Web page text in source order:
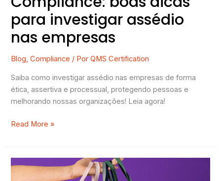
para investigar assédio
nas empresas
Blog,Compliance / PorQMS Certification
Saiba como investigar assédio nas empresas de forma
ética, assertiva e processual, protegendo pessoas e
melhorando nossas organizações! Leia agora!
Read More »
Como